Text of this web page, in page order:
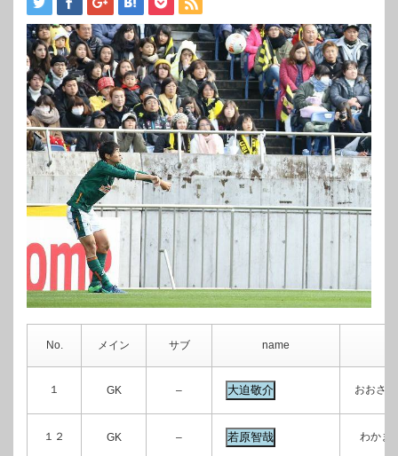
No. メイン サブ name
１ GK – おおさ
１２ GK – わかま